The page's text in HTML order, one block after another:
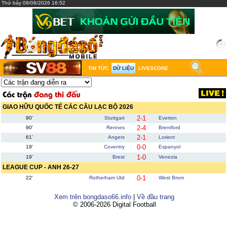
Thứ bảy 08/08/2026 16:52
TIN TỨC DỮ LIỆU LIVESCORE
GIAO HỮU QUỐC TẾ CÁC CÂU LẠC BỘ 2026
90' Stuttgart 2-1
Everton
90'
Rennes 2-4
Brentford
61'
Angers 2-1
Lorient
19'
Coventry 0-0
Espanyol
19'
Brest 1-0 Venezia
LEAGUE CUP - ANH 26-27
22' Rotherham Utd 0-1 West Brom
Xem trên bongdaso66.info
Về đầu trang
© 2006-2026 Digital Football